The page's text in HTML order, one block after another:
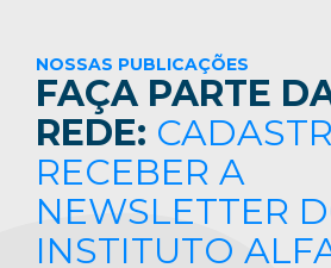
NOSSAS PUBLICAÇÕES
FAÇA PARTE
REDE:
RECEBER A
NEWSLETTER
INSTITUTO